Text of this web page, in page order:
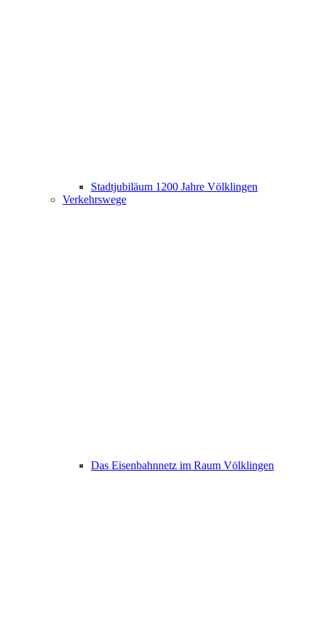
Stadtjubiläum 1200 Jahre Völklingen
Verkehrswege
Das Eisenbahnnetz im Raum Völklingen